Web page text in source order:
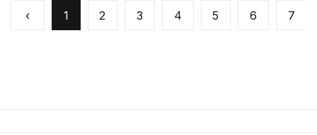
‹
1 2 3 4 5 6 7